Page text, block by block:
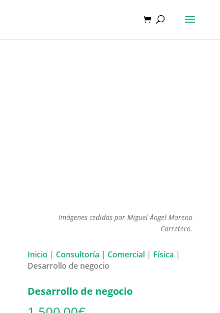
Imágenes cedidas por Miguel Ángel Moreno
Carretero.
Inicio | Consultoría | Comercial | Física |
Desarrollo de negocio
Desarrollo de negocio